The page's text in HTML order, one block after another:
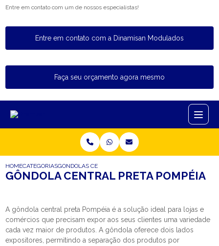
Entre em contato com um de nossos especialistas!
Entre em contato com a Dinamisan Modulados
Faça seu orçamento agora mesmo
HOMECATEGORIASGONDOLAS CENTRAIS_GONDOLA CENTRAL
GÔNDOLA CENTRAL PRETA POMPÉIA
A gôndola central preta Pompéia é a solução ideal para lojas e
comércios que precisam expor aos seus clientes uma variedade
cada vez maior de produtos. A gôndola oferece dois lados
expositores, permitindo a separação dos produtos por